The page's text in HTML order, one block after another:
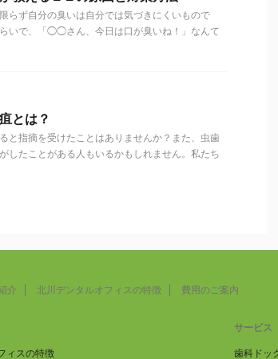
らず自分の臭いは自分では気づきにくいもので
いで、「◯◯さん、今日は口が臭いね！」なんて
とは？
と指摘を受けたことはありませんか？また、虫歯
したことがある人もいるかもしれません。私たち
介 北川デンタルオフィスの特徴 費用のご案内
ィスの特徴
サービス
歯科ドッ